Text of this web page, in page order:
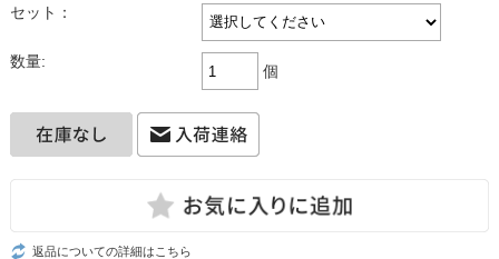
セット：
数量:
個
返品についての詳細はこちら